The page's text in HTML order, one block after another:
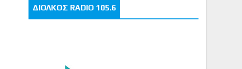
ΔΙΟΛΚΟΣ RADIO 105.6